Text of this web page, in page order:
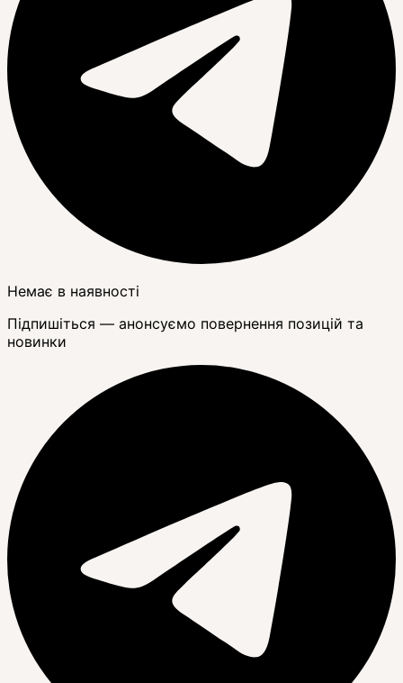
Немає в наявності
Підпишіться — анонсуємо повернення позицій та
новинки